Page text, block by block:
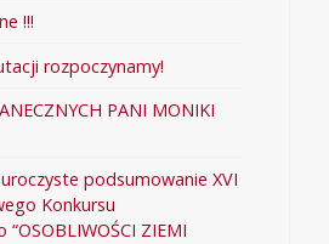
!!!
rozpoczynamy!
PANI MONIKI
podsumowanie XVI
Konkursu
ZIEMI